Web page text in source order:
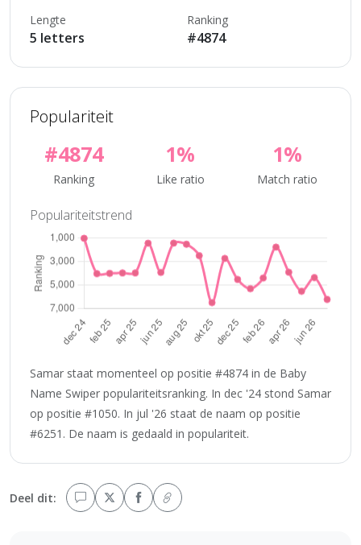
Lengte
5 letters
Ranking
#4874
Populariteit
#4874
Ranking
1%
Like ratio
1%
Match ratio
Populariteitstrend
Samar staat momenteel op positie #4874 in de Baby
Name Swiper populariteitsranking. In dec '24 stond Samar
op positie #1050. In jul '26 staat de naam op positie
#6251. De naam is gedaald in populariteit.
Deel dit: